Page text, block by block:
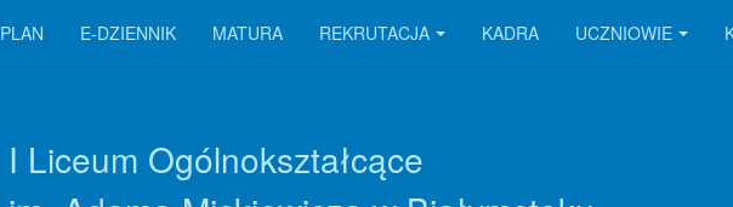
PLAN E-DZIENNIK MATURA REKRUTACJA KADRA UCZNIOWIE
I Liceum Ogólnokształcące